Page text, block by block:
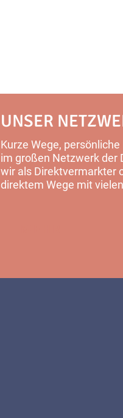
UNSER
Kurze Wege,
im großen Netzwerk der
wir als Direktvermarkter
direktem Wege mit